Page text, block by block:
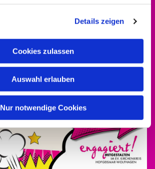
Details zeigen
Cookies zulassen
Auswahl erlauben
Nur notwendige Cookies